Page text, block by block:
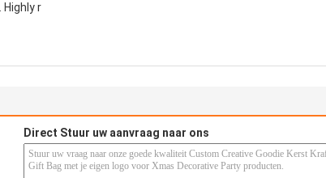
r
Direct Stuur uw aanvraag naar ons